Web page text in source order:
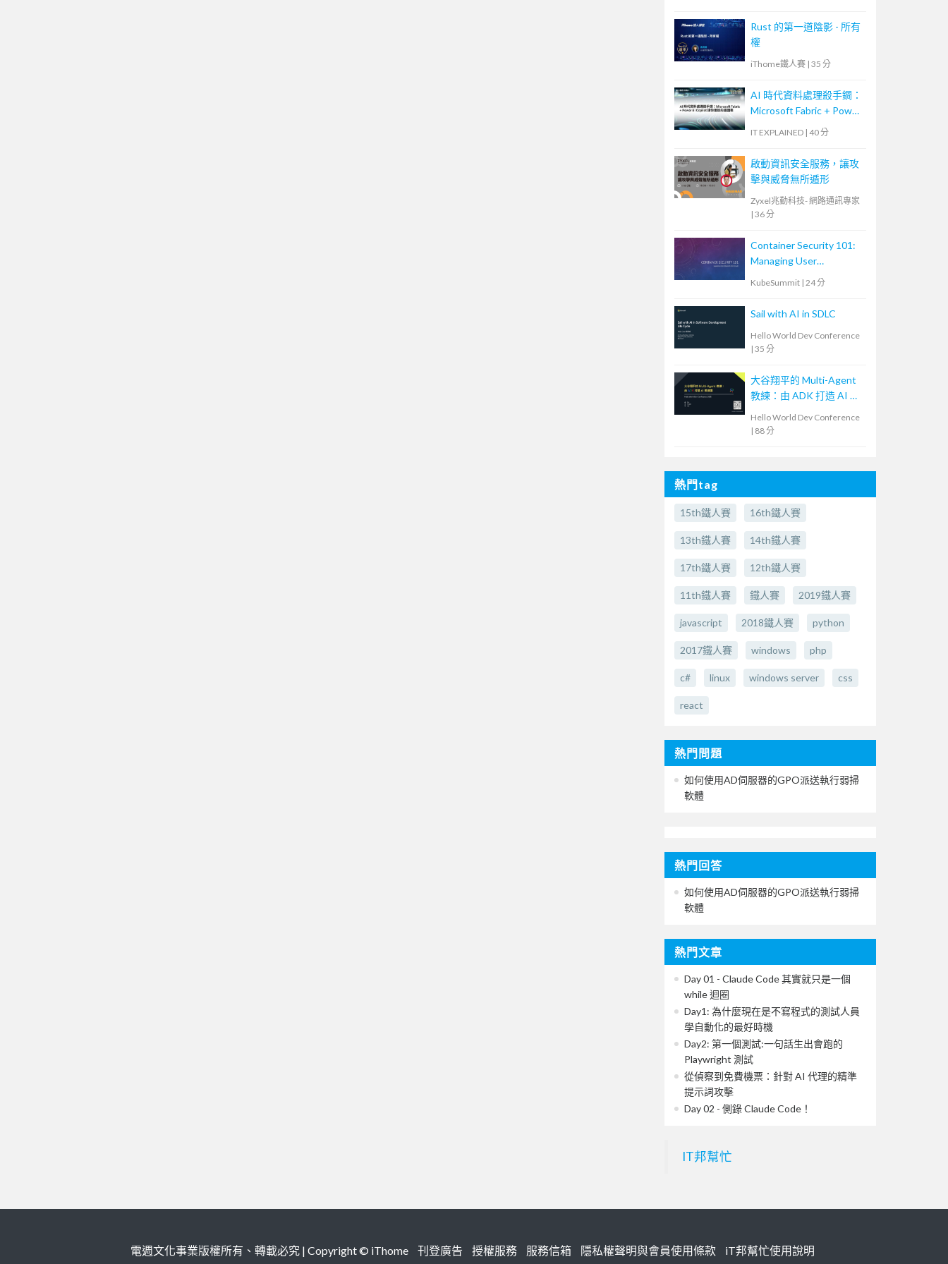
Rust 的第一道陰影 - 所有
權
iThome鐵人賽 | 35 分
AI 時代資料處理殺手鐧：
Microsoft Fabric + Power
BI Copilot 讓你用說的畫
IT EXPLAINED | 40 分
啟動資訊安全服務，讓攻
擊與威脅無所遁形
Zyxel兆勤科技- 網路通訊專家
| 36 分
Container Security 101:
Managing User
Permissions for Volumes
KubeSummit | 24 分
Sail with AI in SDLC
Hello World Dev Conference
| 35 分
大谷翔平的 Multi-Agent
教練：由 ADK 打造 AI 教
Hello World Dev Conference
| 88 分
熱門tag
15th鐵人賽 16th鐵人賽
13th鐵人賽 14th鐵人賽
17th鐵人賽 12th鐵人賽
11th鐵人賽 鐵人賽 2019鐵人賽
javascript 2018鐵人賽 python
2017鐵人賽 windows php
c# linux windows server css
react
熱門問題
如何使用AD伺服器的GPO派送執行弱掃
軟體
熱門回答
如何使用AD伺服器的GPO派送執行弱掃
軟體
熱門文章
Day 01 - Claude Code 其實就只是一個
while 迴圈
Day1: 為什麼現在是不寫程式的測試人員
學自動化的最好時機
Day2: 第一個測試:一句話生出會跑的
Playwright 測試
從偵察到免費機票：針對 AI 代理的精準
提示詞攻擊
Day 02 - 側錄 Claude Code！
IT邦幫忙
電週文化事業版權所有、轉載必究 | Copyright © iThome 刊登廣告 授權服務 服務信箱 隱私權聲明與會員使用條款 iT邦幫忙使用說明